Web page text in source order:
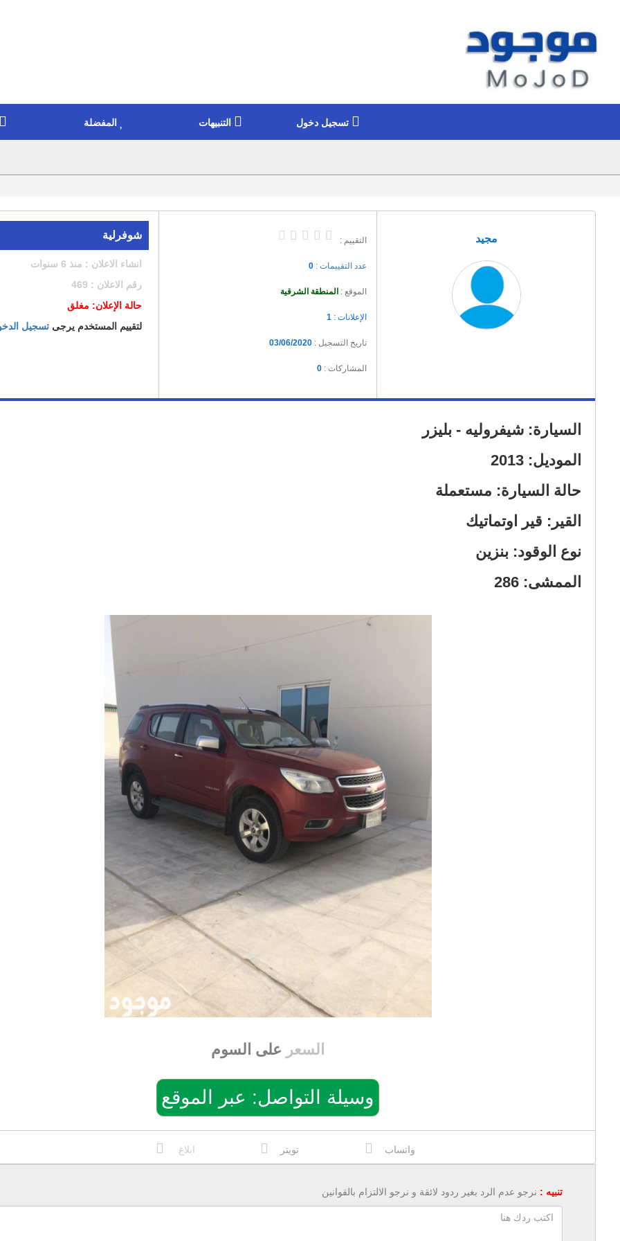
تسجيل دخول التنبيهات المفضلة
مجيد التقييم :
عدد التقييمات : 0
الموقع : المنطقة الشرقية
الإعلانات : 1
تاريخ التسجيل : 03/06/2020
المشاركات : 0
شوفرلية
انشاء الاعلان : منذ 6 سنوات
رقم الاعلان : 469
حالة الإعلان: مغلق
لتقييم المستخدم يرجىتسجيل
الممشى: 286
السعر على السوم
وسيلة التواصل: عبر الموقع
واتساب تويتر ابلاغ
تنبيه : نرجو عدم الرد بغير ردود لائقة و نرجو الالتزام بالقوانين